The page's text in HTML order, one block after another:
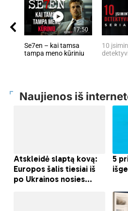
17:50
Se7en – kai tamsa
tampa meno kūriniu
10
Naujienos iš